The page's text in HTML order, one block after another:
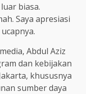
biasa.
Saya apresiasi
Abdul Aziz
dan kebijakan
khususnya
sumber daya